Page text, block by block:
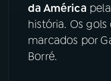
YouTube
Instagram
da América
história. Os
marcados por
Borré.